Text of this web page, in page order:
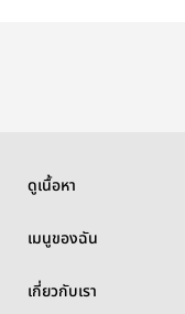
ดูเนื้อหา
เมนูของฉัน
เกี่ยวกับเรา